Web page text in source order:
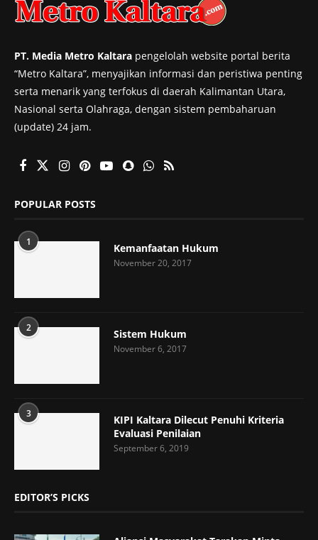
PT. Media Metro Kaltara pengelolah website portal berita
“Metro Kaltara”, menyajikan informasi dan peristiwa penting
serta menarik yang terfokus di daerah Kalimantan Utara,
Nasional serta Olahraga, dengan sistem pembaharuan
(update) 24 jam.
POPULAR POSTS
1 Kemanfaatan Hukum
November 20, 2017
2 Sistem Hukum
November 6, 2017
3
KIPI Kaltara Dilecut Penuhi Kriteria
Evaluasi Penilaian
September 6, 2019
EDITOR’S PICKS